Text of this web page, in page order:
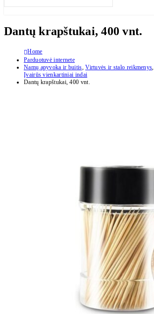
Dantų krapštukai, 400 vnt.
Home
Parduotuvė internete
Namų apyvoka ir buitis,Virtuvės ir stalo reikmenys,
Įvairūs vienkartiniai indai
Dantų krapštukai, 400 vnt.